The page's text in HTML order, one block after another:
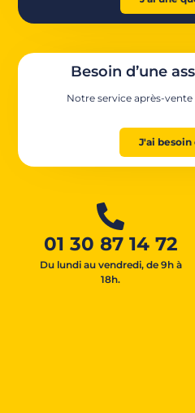
Besoin d’une
Notre service après-vente
J'ai besoin
01 30 87 14 72
Du lundi au vendredi, de 9h à
18h.